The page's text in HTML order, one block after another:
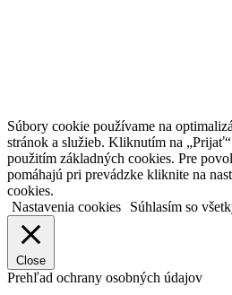
Súbory cookie používame na
stránok a služieb. Kliknutím na
použitím základných cookies. Pre
pomáhajú pri prevádzke kliknite na
cookies.
Nastavenia cookies
Súhlasím so
Close
Prehľad ochrany osobných údajov